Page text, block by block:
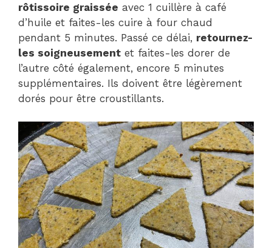
rôtissoire graissée avec 1 cuillère à café
d’huile et faites-les cuire à four chaud
pendant 5 minutes. Passé ce délai, retournez-
les soigneusement et faites-les dorer de
l’autre côté également, encore 5 minutes
supplémentaires. Ils doivent être légèrement
dorés pour être croustillants.